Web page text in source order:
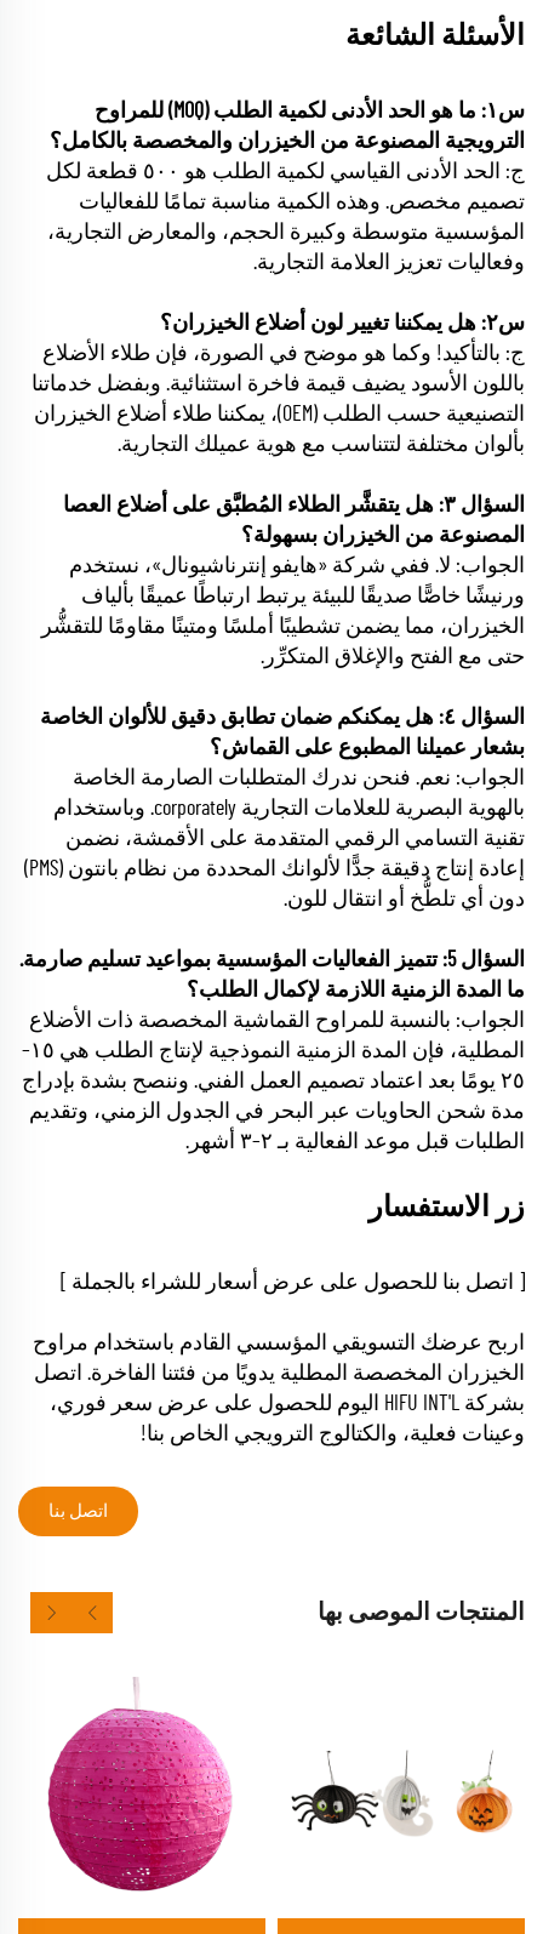
الأسئلة الشائعة
س١: ما هو الحد الأدنى لكمية الطلب (MOQ) للمراوح
الترويجية المصنوعة من الخيزران والمخصصة بالكامل؟
ج: الحد الأدنى القياسي لكمية الطلب هو ٥٠٠ قطعة لكل
تصميم مخصص. وهذه الكمية مناسبة تمامًا للفعاليات
المؤسسية متوسطة وكبيرة الحجم، والمعارض التجارية،
وفعاليات تعزيز العلامة التجارية.
س٢: هل يمكننا تغيير لون أضلاع الخيزران؟
ج: بالتأكيد! وكما هو موضح في الصورة، فإن طلاء الأضلاع
باللون الأسود يضيف قيمة فاخرة استثنائية. وبفضل خدماتنا
التصنيعية حسب الطلب (OEM)، يمكننا طلاء أضلاع الخيزران
بألوان مختلفة لتتناسب مع هوية عميلك التجارية.
السؤال ٣: هل يتقشَّر الطلاء المُطبَّق على أضلاع العصا
المصنوعة من الخيزران بسهولة؟
الجواب: لا. ففي شركة «هايفو إنترناشيونال»، نستخدم
ورنيشًا خاصًّا صديقًا للبيئة يرتبط ارتباطًا عميقًا بألياف
الخيزران، مما يضمن تشطيبًا أملسًا ومتينًا مقاومًا للتقشُّر
حتى مع الفتح والإغلاق المتكرِّر.
السؤال ٤: هل يمكنكم ضمان تطابق دقيق للألوان الخاصة
بشعار عميلنا المطبوع على القماش؟
الجواب: نعم. فنحن ندرك المتطلبات الصارمة الخاصة
بالهوية البصرية للعلامات التجارية corporately. وباستخدام
تقنية التسامي الرقمي المتقدمة على الأقمشة، نضمن
إعادة إنتاج دقيقة جدًّا لألوانك المحددة من نظام بانتون (PMS)
دون أي تلطُّخ أو انتقال للون.
السؤال 5: تتميز الفعاليات المؤسسية بمواعيد تسليم صارمة.
ما المدة الزمنية اللازمة لإكمال الطلب؟
الجواب: بالنسبة للمراوح القماشية المخصصة ذات الأضلاع
المطلية، فإن المدة الزمنية النموذجية لإنتاج الطلب هي ١٥–
٢٥ يومًا بعد اعتماد تصميم العمل الفني. وننصح بشدة بإدراج
مدة شحن الحاويات عبر البحر في الجدول الزمني، وتقديم
الطلبات قبل موعد الفعالية بـ ٢–٣ أشهر.
زر الاستفسار
[ اتصل بنا للحصول على عرض أسعار للشراء بالجملة ]
اربح عرضك التسويقي المؤسسي القادم باستخدام مراوح
الخيزران المخصصة المطلية يدويًا من فئتنا الفاخرة. اتصل
بشركة HIFU INT'L اليوم للحصول على عرض سعر فوري،
وعينات فعلية، والكتالوج الترويجي الخاص بنا!
اتصل بنا
المنتجات الموصى بها